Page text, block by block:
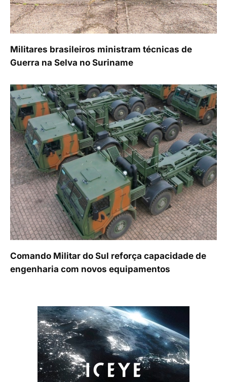
Militares brasileiros ministram técnicas de
Guerra na Selva no Suriname
Comando Militar do Sul reforça capacidade de
engenharia com novos equipamentos